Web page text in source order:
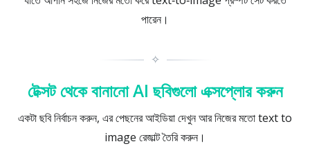
পারেন।
✧
টেক্সট থেকে বানানো AI ছবিগুলো এক্সপ্লোর করুন
একটা ছবি নির্বাচন করুন, এর পেছনের আইডিয়া দেখুন আর নিজের মতো text to
image রেজাল্ট তৈরি করুন।